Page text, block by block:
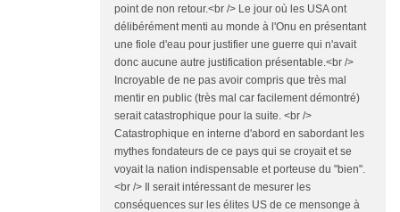
point de non retour.<br /> Le jour où les USA ont
délibérément menti au monde à l'Onu en présentant
une fiole d'eau pour justifier une guerre qui n'avait
donc aucune autre justification présentable.<br />
Incroyable de ne pas avoir compris que très mal
mentir en public (très mal car facilement démontré)
serait catastrophique pour la suite. <br />
Catastrophique en interne d'abord en sabordant les
mythes fondateurs de ce pays qui se croyait et se
voyait la nation indispensable et porteuse du "bien".
<br /> Il serait intéressant de mesurer les
conséquences sur les élites US de ce mensonge à